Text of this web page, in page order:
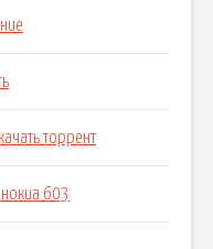
торрент
603